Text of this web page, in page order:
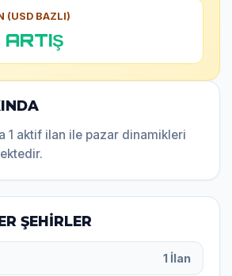
(USD BAZLI)
1 aktif ilan ile pazar dinamikleri
ŞEHİRLER
1 İlan